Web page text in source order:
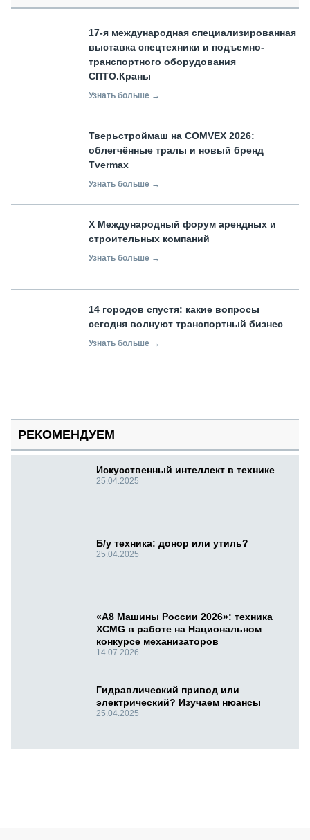
17-я международная специализированная
выставка спецтехники и подъемно-
транспортного оборудования
СПТО.Краны
Узнать больше →
Тверьстроймаш на COMVEX 2026:
облегчённые тралы и новый бренд
Tvermax
Узнать больше →
X Международный форум арендных и
строительных компаний
Узнать больше →
14 городов спустя: какие вопросы
сегодня волнуют транспортный бизнес
Узнать больше →
РЕКОМЕНДУЕМ
Искусственный интеллект в технике
25.04.2025
Б/у техника: донор или утиль?
25.04.2025
«А8 Машины России 2026»: техника
XCMG в работе на Национальном
конкурсе механизаторов
14.07.2026
Гидравлический привод или
электрический? Изучаем нюансы
25.04.2025